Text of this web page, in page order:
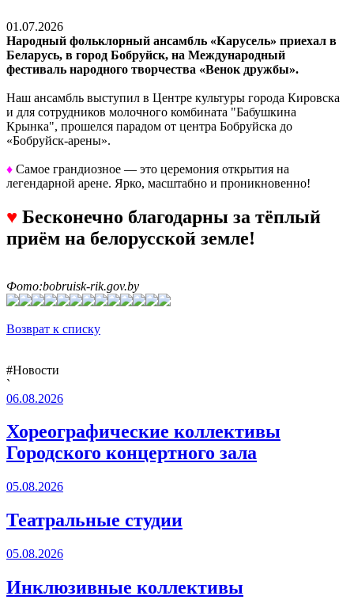
01.07.2026
Народный фольклорный ансамбль «Карусель» приехал в
Беларусь, в город Бобруйск, на Международный
фестиваль народного творчества «Венок дружбы».
Наш ансамбль выступил в Центре культуры города Кировска
и для сотрудников молочного комбината "Бабушкина
Крынка", прошелся парадом от центра Бобруйска до
«Бобруйск-арены».
♦ Самое грандиозное — это церемония открытия на
легендарной арене. Ярко, масштабно и проникновенно!
♥ Бесконечно благодарны за тёплый
приём на белорусской земле!
Фото:bobruisk-rik.gov.by
Возврат к списку
#Новости
`
06.08.2026
Хореографические коллективы
Городского концертного зала
05.08.2026
Театральные студии
05.08.2026
Инклюзивные коллективы